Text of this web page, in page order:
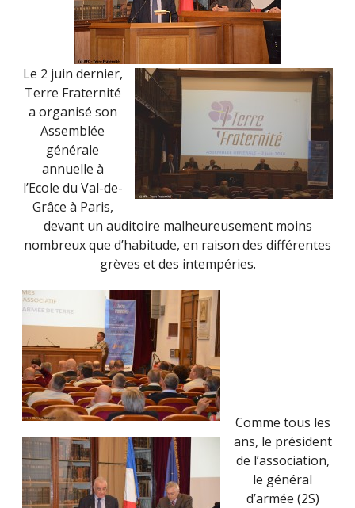
Le 2 juin dernier,
Terre Fraternité
a organisé son
Assemblée
générale
annuelle à
l’Ecole du Val-de-
Grâce à Paris,
devant un auditoire malheureusement moins
nombreux que d’habitude, en raison des différentes
grèves et des intempéries.
Comme tous les
ans, le président
de l’association,
le général
d’armée (2S)